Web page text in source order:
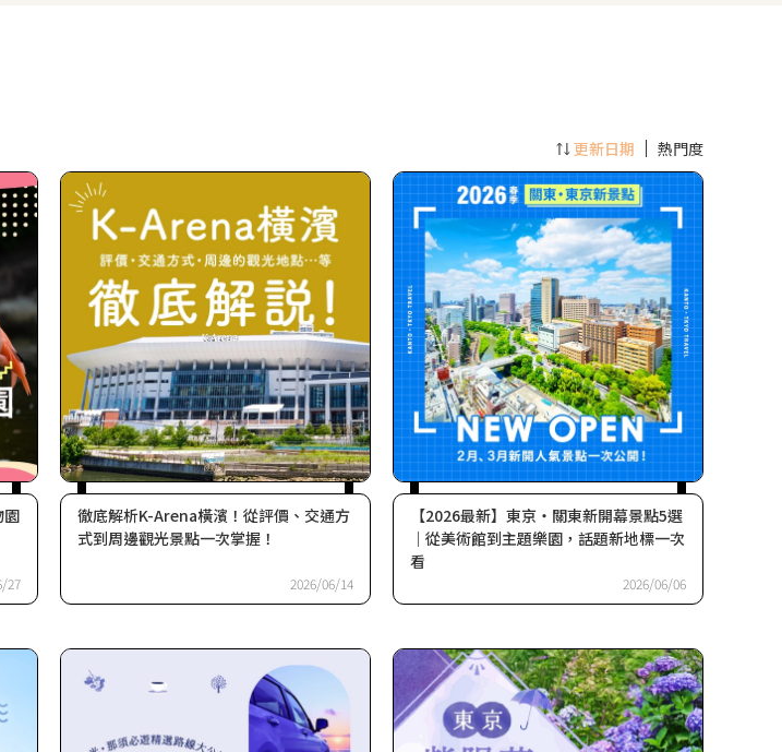
更新日期 熱門度
園
27
徹底解析K-Arena橫濱！從評價、交通方
式到周邊觀光景點一次掌握！
2026/06/14
【2026最新】東京・關東新開幕景點5選
｜從美術館到主題樂園，話題新地標一次
看
2026/06/06